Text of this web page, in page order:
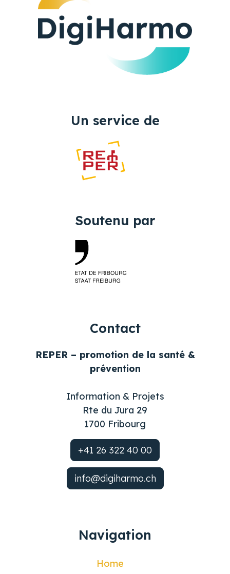
Un service de
Soutenu par
Contact
REPER – promotion de la santé &
prévention
Information & Projets
Rte du Jura 29
1700 Fribourg
+41 26 322 40 00
info@digiharmo.ch
Navigation
Home